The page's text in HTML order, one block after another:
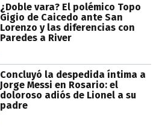
¿Doble vara? El polémico Topo
Gigio de Caicedo ante San
Lorenzo y las diferencias con
Paredes a River
Concluyó la despedida íntima a
Jorge Messi en Rosario: el
doloroso adiós de Lionel a su
padre